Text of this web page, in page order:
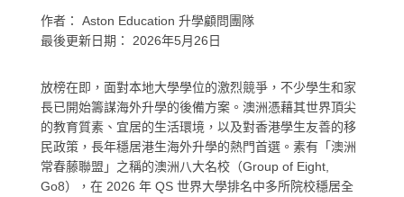
作者：
Aston Education 升學顧問團隊
最後更新日期：
2026年5月26日
放榜在即，面對本地大學學位的激烈競爭，不少學生和家
長已開始籌謀海外升學的後備方案。澳洲憑藉其世界頂尖
的教育質素、宜居的生活環境，以及對香港學生友善的移
民政策，長年穩居港生海外升學的熱門首選。素有「澳洲
常春藤聯盟」之稱的澳洲八大名校（Group of Eight,
Go8），在 2026 年 QS 世界大學排名中多所院校穩居全